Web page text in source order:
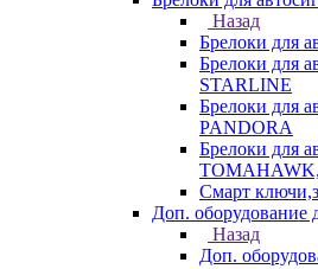
Назад
Брелоки для
Брелоки для
STARLINE
Брелоки для
PANDORA
Брелоки для
Смарт
Доп. оборудование
Назад
Доп.